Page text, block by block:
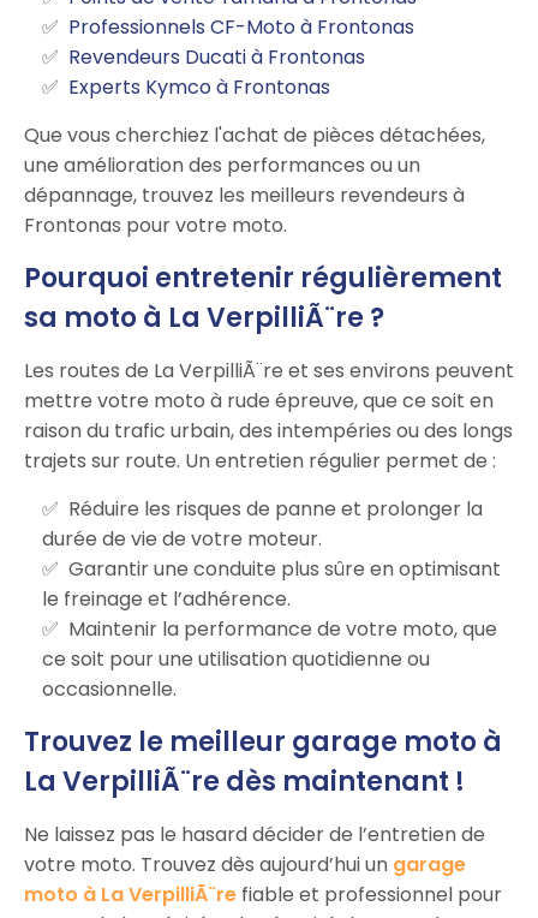
Professionnels CF-Moto à Frontonas
Revendeurs Ducati à Frontonas
Experts Kymco à Frontonas
Que vous cherchiez l'achat de pièces détachées,
une amélioration des performances ou un
dépannage, trouvez les meilleurs revendeurs à
Frontonas pour votre moto.
Pourquoi entretenir régulièrement
sa moto à La VerpilliÃ¨re ?
Les routes de La VerpilliÃ¨re et ses environs peuvent
mettre votre moto à rude épreuve, que ce soit en
raison du trafic urbain, des intempéries ou des longs
trajets sur route. Un entretien régulier permet de :
Réduire les risques de panne et prolonger la
durée de vie de votre moteur.
Garantir une conduite plus sûre en optimisant
le freinage et l’adhérence.
Maintenir la performance de votre moto, que
ce soit pour une utilisation quotidienne ou
occasionnelle.
Trouvez le meilleur garage moto à
La VerpilliÃ¨re dès maintenant !
Ne laissez pas le hasard décider de l’entretien de
votre moto. Trouvez dès aujourd’hui un garage
moto à La VerpilliÃ¨re fiable et professionnel pour